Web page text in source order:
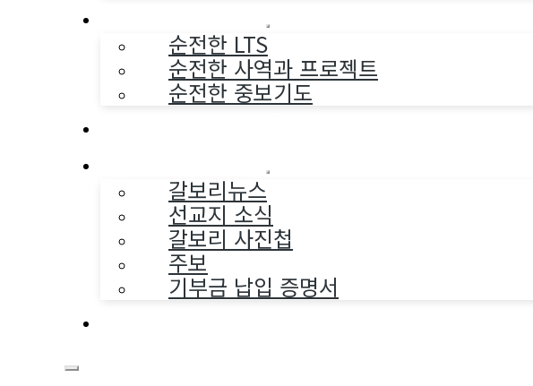
순전한 LTS
순전한 사역과 프로젝트
순전한 중보기도
갈보리뉴스
선교지 소식
갈보리 사진첩
주보
기부금 납입 증명서